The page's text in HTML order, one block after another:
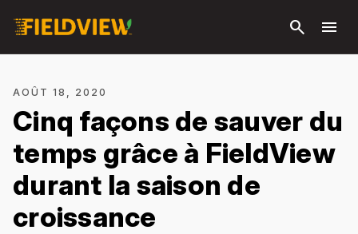
principal
search menu
AOÛT 18, 2020
Cinq façons de sauver du
temps grâce à FieldView
durant la saison de
croissance